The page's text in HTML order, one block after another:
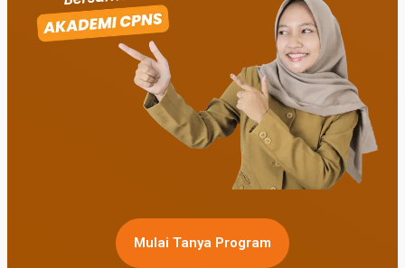
Mulai Tanya Program